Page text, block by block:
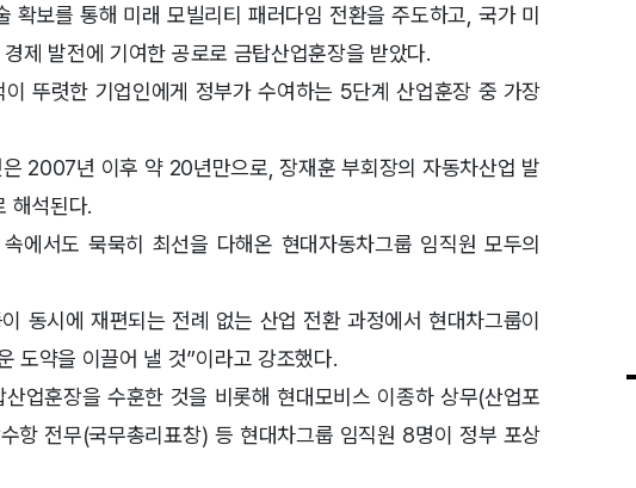
확보를 통해 미래 모빌리티 패러다임 전환을 주도하고, 국가 미
제 발전에 기여한 공로로 금탑산업훈장을 받았다.
뚜렷한 기업인에게 정부가 수여하는 5단계 산업훈장 중 가장
2007년 이후 약 20년만으로, 장재훈 부회장의 자동차산업 발
해석된다.
에서도 묵묵히 최선을 다해온 현대자동차그룹 임직원 모두의
동시에 재편되는 전례 없는 산업 전환 과정에서 현대차그룹이
도약을 이끌어 낼 것”이라고 강조했다.
업훈장을 수훈한 것을 비롯해 현대모비스 이종하 상무(산업포
항 전무(국무총리표창) 등 현대차그룹 임직원 8명이 정부 포상